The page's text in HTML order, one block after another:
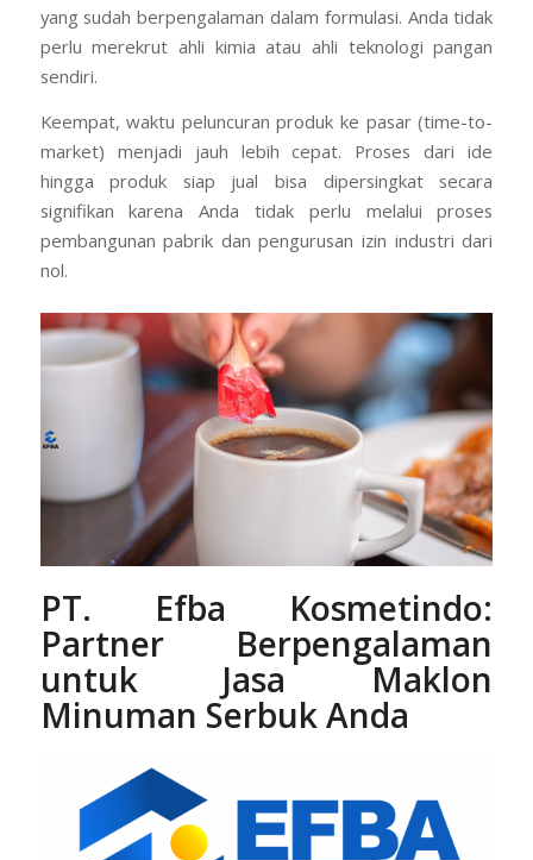
yang sudah berpengalaman dalam formulasi. Anda tidak
perlu merekrut ahli kimia atau ahli teknologi pangan
sendiri.
Keempat, waktu peluncuran produk ke pasar (time-to-
market) menjadi jauh lebih cepat. Proses dari ide
hingga produk siap jual bisa dipersingkat secara
signifikan karena Anda tidak perlu melalui proses
pembangunan pabrik dan pengurusan izin industri dari
nol.
PT. Efba Kosmetindo:
Partner Berpengalaman
untuk Jasa Maklon
Minuman Serbuk Anda